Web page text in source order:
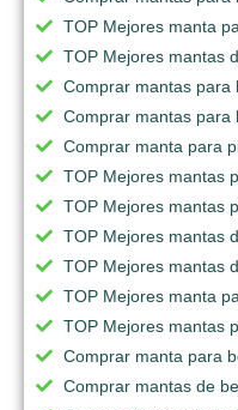
TOP Mejores manta
TOP Mejores mantas
Comprar mantas para
Comprar mantas para
Comprar manta para
TOP Mejores mantas
TOP Mejores mantas
TOP Mejores mantas
TOP Mejores mantas
TOP Mejores manta
TOP Mejores mantas
Comprar manta para
Comprar mantas de